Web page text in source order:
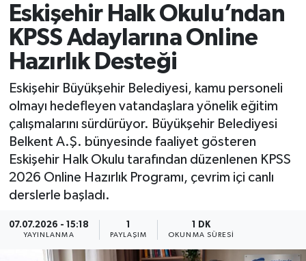
Eskişehir Halk Okulu’ndan
KPSS Adaylarına Online
Hazırlık Desteği
Eskişehir Büyükşehir Belediyesi, kamu personeli
olmayı hedefleyen vatandaşlara yönelik eğitim
çalışmalarını sürdürüyor. Büyükşehir Belediyesi
Belkent A.Ş. bünyesinde faaliyet gösteren
Eskişehir Halk Okulu tarafından düzenlenen KPSS
2026 Online Hazırlık Programı, çevrim içi canlı
derslerle başladı.
07.07.2026 - 15:18
YAYINLANMA PAYLAŞIM
1 DK
OKUNMA SÜRESI
SPOR
YAŞAM
Son Dakika Haberleri
Haber Arşivi